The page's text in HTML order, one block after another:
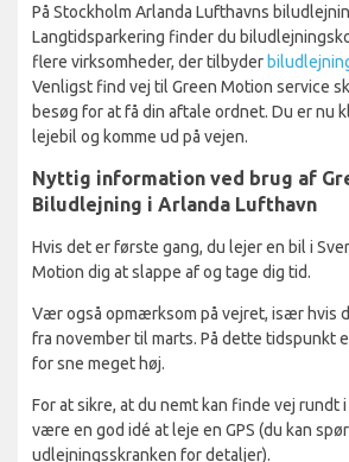
På Stockholm Arlanda Lufthavns
Langtidsparkering finder du
flere virksomheder, der tilbyder
Venligst find vej til Green Motion service
besøg for at få din aftale ordnet. Du er nu
lejebil og komme ud på vejen.
Nyttig information ved brug af
Biludlejning i Arlanda Lufthavn
Hvis det er første gang, du lejer en bil i
Motion dig at slappe af og tage dig tid.
Vær også opmærksom på vejret, især hvis
fra november til marts. På dette tidspunkt
for sne meget høj.
For at sikre, at du nemt kan finde vej rundt
være en god idé at leje en GPS (du kan
udlejningsskranken for detaljer).